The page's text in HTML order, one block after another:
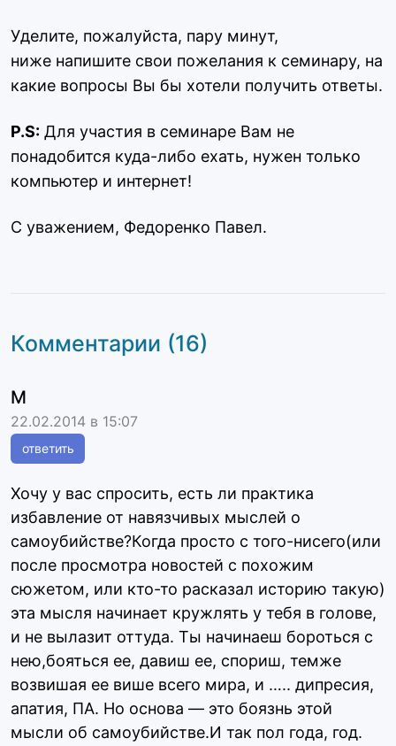
Уделите, пожалуйста, пару минут,
ниже напишите свои пожелания к семинару, на
какие вопросы Вы бы хотели получить ответы.
P.S: Для участия в семинаре Вам не
понадобится куда-либо ехать, нужен только
компьютер и интернет!
С уважением, Федоренко Павел.
Комментарии (16)
М
22.02.2014 в 15:07
ответить
Хочу у вас спросить, есть ли практика
избавление от навязчивых мыслей о
самоубийстве?Когда просто с того-нисего(или
после просмотра новостей с похожим
сюжетом, или кто-то расказал историю такую)
эта мысля начинает кружлять у тебя в голове,
и не вылазит оттуда. Ты начинаеш бороться с
нею,бояться ее, давиш ее, спориш, темже
возвишая ее више всего мира, и ….. дипресия,
апатия, ПА. Но основа — это боязнь этой
мысли об самоубийстве.И так пол года, год.